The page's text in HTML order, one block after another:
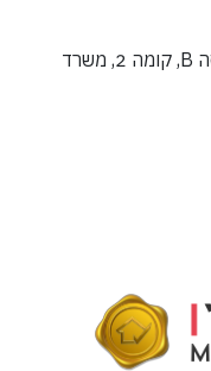
רחוב יגאל אלון 159 תל-אביב כניסה B, קומה 2, משרד